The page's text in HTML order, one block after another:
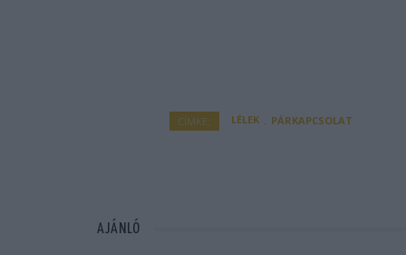
CÍMKE: LÉLEK PÁRKAPCSOLAT
AJÁNLÓ